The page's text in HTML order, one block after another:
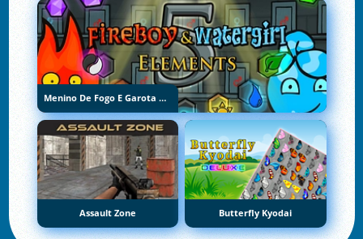
Menino De Fogo E Garota De Água 5: Elementos
Assault Zone Butterfly Kyodai